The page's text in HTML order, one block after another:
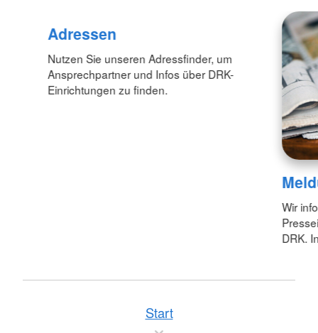
Adressen
Nutzen Sie unseren Adressfinder, um
Ansprechpartner und Infos über DRK-
Einrichtungen zu finden.
Wir
DRK.
Start